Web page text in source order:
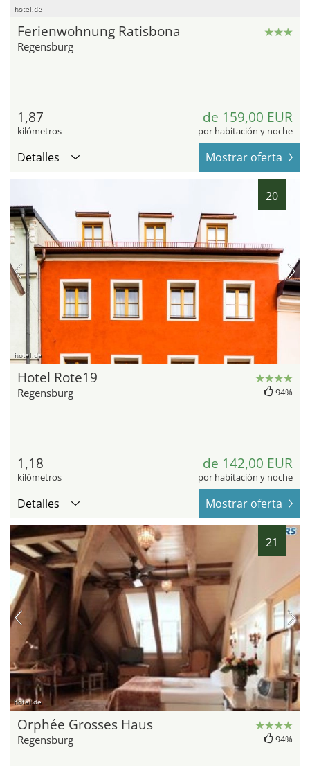
hotel.de
Ferienwohnung Ratisbona
Regensburg
1,87
kilómetros
de 159,00 EUR
por habitación y noche
Detalles Mostrar oferta
20
hotel.de
Hotel Rote19
Regensburg 94%
1,18
kilómetros
de 142,00 EUR
por habitación y noche
Detalles Mostrar oferta
21
hotel.de
Orphée Grosses Haus
Regensburg 94%